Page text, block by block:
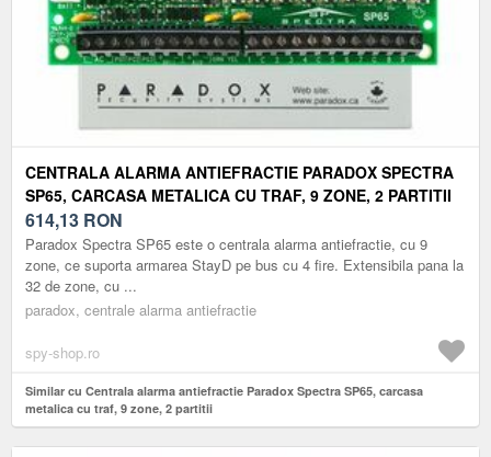
CENTRALA ALARMA ANTIEFRACTIE PARADOX SPECTRA
SP65, CARCASA METALICA CU TRAF, 9 ZONE, 2 PARTITII
614,13 RON
Paradox Spectra SP65 este o centrala alarma antiefractie, cu 9
zone, ce suporta armarea StayD pe bus cu 4 fire. Extensibila pana la
32 de zone, cu ...
paradox, centrale alarma antiefractie
spy-shop.ro
Similar cu Centrala alarma antiefractie Paradox Spectra SP65, carcasa
metalica cu traf, 9 zone, 2 partitii